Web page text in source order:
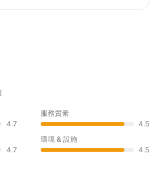
4.7
服務質素
4.5
4.7
環境 & 設施
4.5